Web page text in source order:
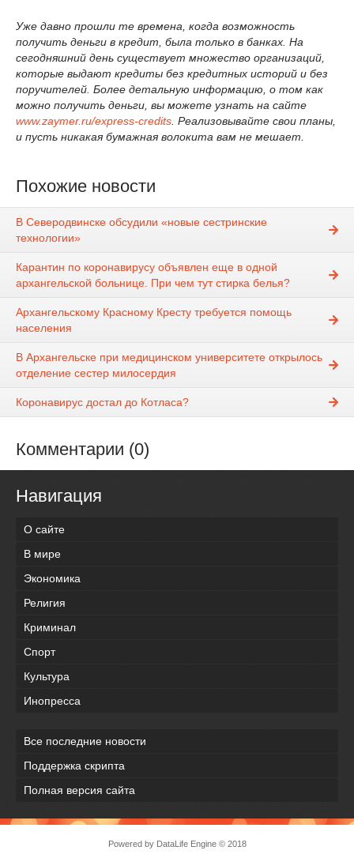
Уже давно прошли те времена, когда возможность
получить деньги в кредит, была только в банках. На
сегодняшний день существует множество организаций,
которые выдают кредиты без кредитных историй и без
поручителей. Более детальную информацию, о том как
можно получить деньги, вы можете узнать на сайте
www.zaymer.ru/express-credits . Реализовывайте свои планы,
и пусть никакая бумажная волокита вам не мешает.
Похожие новости
В Северодвинске обсудили «новые сестринские
технологии»
Карантин по коронавирусу объявлен еще в одной
архангельской больнице. При чем тут стирка белья?
Архангельскому Красному Кресту требуется помощь
населения
В Архангельске при медицинском университете открылось
отделение сестер милосердия
Коронавирус достал до Котласа?
Комментарии (0)
Навигация
О сайте
В мире
Экономика
Религия
Криминал
Спорт
Культура
Инопресса
Все последние новости
Поддержка скрипта
Полная версия сайта
Powered by DataLife Engine© 2018